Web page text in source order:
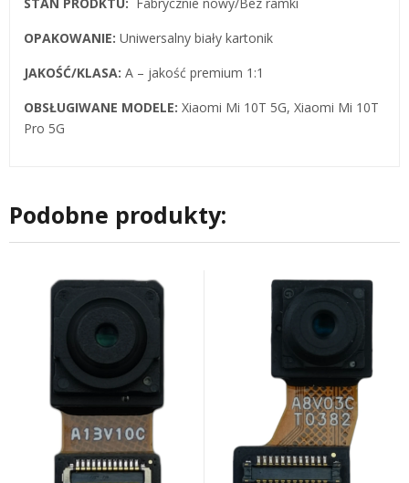
OPAKOWANIE: Uniwersalny biały kartonik
JAKOŚĆ/KLASA: A – jakość premium 1:1
OBSŁUGIWANE MODELE: Xiaomi Mi 10T 5G, Xiaomi Mi 10T
Pro 5G
Podobne produkty: